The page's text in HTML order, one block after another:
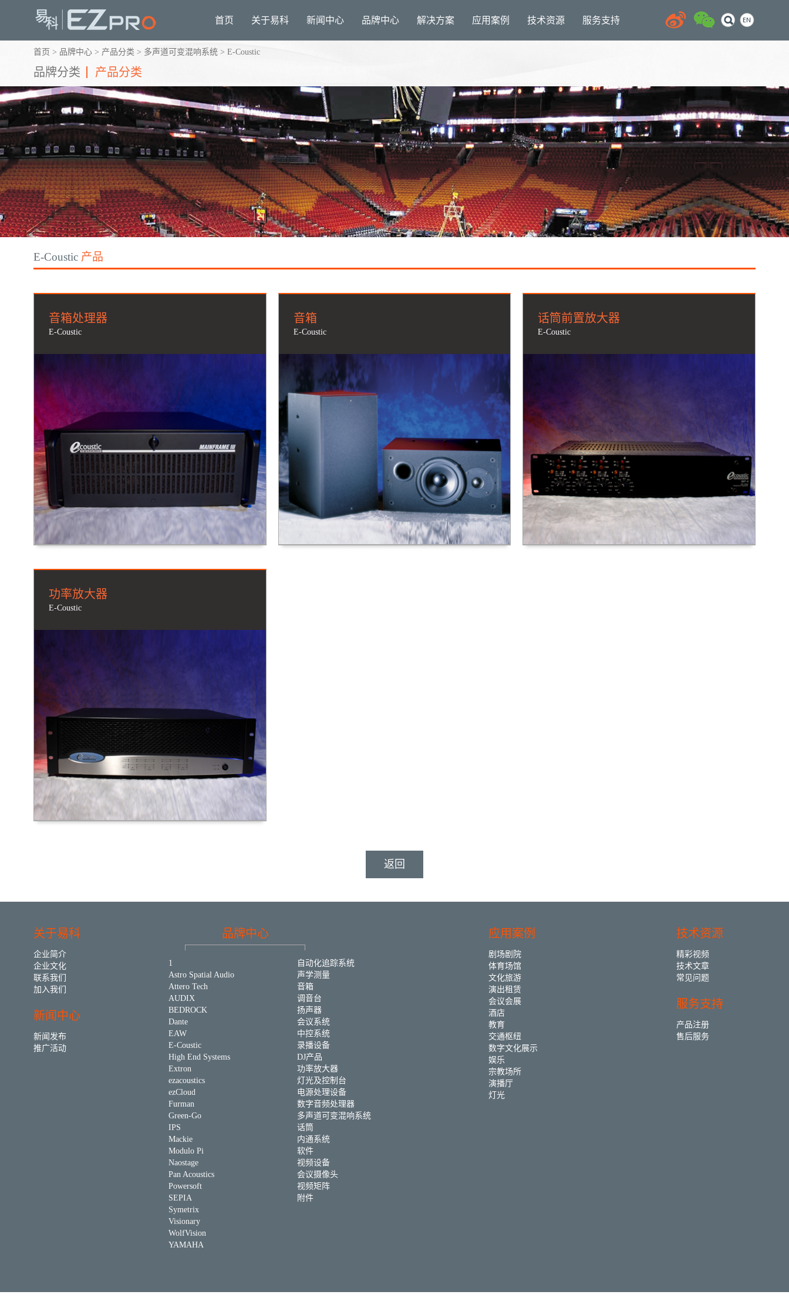
首页 关于易科 新闻中心 品牌中心 解决方案 应用案例 技术资源 服务支持
首页 > 品牌中心 > 产品分类 > 多声道可变混响系统 > E-Coustic
品牌分类 产品分类
E-Coustic 产品
音箱处理器
E-Coustic
音箱
E-Coustic
话筒前置放大器
E-Coustic
功率放大器
E-Coustic
返回
关于易科
企业简介
企业文化
联系我们
加入我们
新闻中心
新闻发布
推广活动
品牌中心
1
Astro Spatial Audio
Attero Tech
AUDIX
BEDROCK
Dante
EAW
E-Coustic
High End Systems
Extron
ezacoustics
ezCloud
Furman
Green-Go
IPS
Mackie
Modulo Pi
Naostage
Pan Acoustics
Powersoft
SEPIA
Symetrix
Visionary
WolfVision
YAMAHA
自动化追踪系统
声学测量
音箱
调音台
扬声器
会议系统
中控系统
录播设备
DJ产品
功率放大器
灯光及控制台
电源处理设备
数字音频处理器
多声道可变混响系统
话筒
内通系统
软件
视频设备
会议摄像头
视频矩阵
附件
应用案例
剧场剧院
体育场馆
文化旅游
演出租赁
会议会展
酒店
教育
交通枢纽
数字文化展示
娱乐
宗教场所
演播厅
灯光
技术资源
精彩视频
技术文章
常见问题
服务支持
产品注册
售后服务